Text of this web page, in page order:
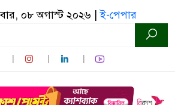
০৮ অগাস্ট ২০২৬ |ই-পেপার